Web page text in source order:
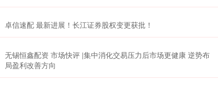
卓信速配 最新进展！长江证券股权变更获批！
无锡恒鑫配资 市场快评 |集中消化交易压力后市场更健康 逆势布
局盈利改善方向